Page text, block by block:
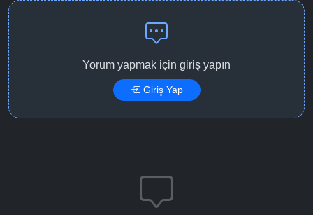
Yorum yapmak için giriş yapın
Giriş Yap